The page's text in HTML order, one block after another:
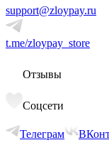
support@zloypay.ru
t.me/zloypay_store
Отзывы
Соцсети
Телеграм